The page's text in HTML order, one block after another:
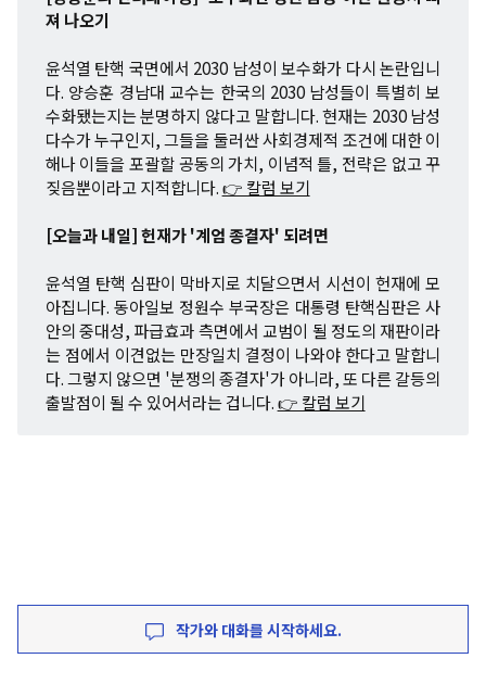
져 나오기
윤석열 탄핵 국면에서 2030 남성이 보수화가 다시 논란입니
다. 양승훈 경남대 교수는 한국의 2030 남성들이 특별히 보
수화됐는지는 분명하지 않다고 말합니다. 현재는 2030 남성
다수가 누구인지, 그들을 둘러싼 사회경제적 조건에 대한 이
해나 이들을 포괄할 공동의 가치, 이념적 틀, 전략은 없고 꾸
짖음뿐이라고 지적합니다.👉 칼럼 보기
[오늘과 내일] 헌재가 '계엄 종결자' 되려면
윤석열 탄핵 심판이 막바지로 치달으면서 시선이 헌재에 모
아집니다. 동아일보 정원수 부국장은 대통령 탄핵심판은 사
안의 중대성, 파급효과 측면에서 교범이 될 정도의 재판이라
는 점에서 이견없는 만장일치 결정이 나와야 한다고 말합니
다. 그렇지 않으면 '분쟁의 종결자'가 아니라, 또 다른 갈등의
출발점이 될 수 있어서라는 겁니다.👉 칼럼 보기
작가와 대화를 시작하세요.